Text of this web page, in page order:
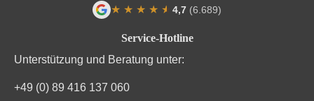
Nährwertangaben
Service-Hotline
Unterstützung und Beratung unter:
+49 (0) 89 416 137 060
★ ★ ★ ★ ★
★ 4,7 (6.689)